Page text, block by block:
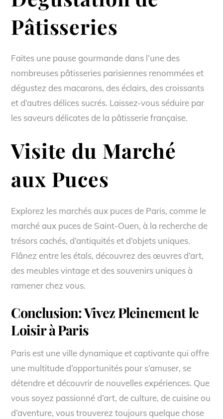
Pâtisseries
Faites une pause gourmande dans l’une des
nombreuses pâtisseries parisiennes renommées et
dégustez des macarons, des éclairs, des croissants
et d’autres délices sucrés. Laissez-vous séduire par
les saveurs délicates de la pâtisserie française.
Visite du Marché
aux Puces
Explorez les marchés aux puces de Paris, comme le
marché aux puces de Saint-Ouen, à la recherche de
trésors cachés, d’antiquités et d’objets uniques.
Flânez entre les étals, découvrez des œuvres d’art,
des meubles vintage et des souvenirs uniques à
ramener chez vous.
Conclusion: Vivez Pleinement le
Loisir à Paris
Paris est une ville dynamique et captivante qui offre
une multitude d’opportunités pour s’amuser, se
détendre et découvrir de nouvelles expériences. Que
vous soyez passionné d’art, de culture, de cuisine ou
d’aventure, vous trouverez toujours quelque chose